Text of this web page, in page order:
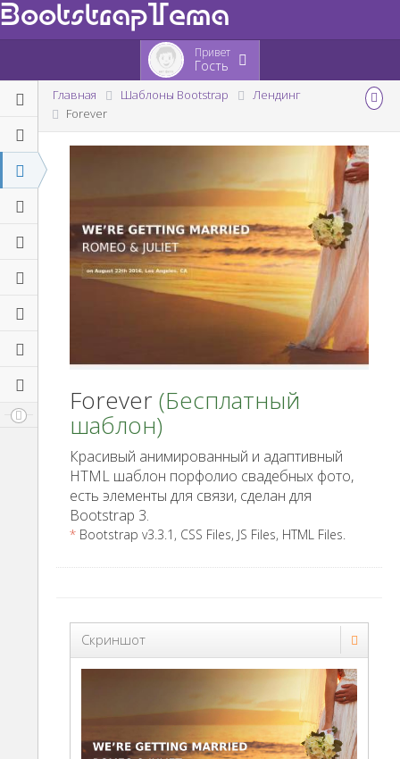
BootstrapTema
Привет
Гость
Главная Шаблоны Bootstrap
Лендинг
Forever
Forever(Бесплатный
шаблон)
Красивый анимированный и адаптивный
HTML шаблон порфолио свадебных фото,
есть элементы для связи, сделан для
Bootstrap 3.
* Bootstrap v3.3.1, CSS Files, JS Files, HTML Files.
Скриншот